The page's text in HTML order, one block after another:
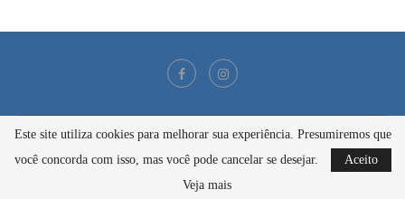
@2021 - Todos os direitos reservados
BACK TO TOP
Este site utiliza cookies para melhorar sua experiência. Presumiremos que
você concorda com isso, mas você pode cancelar se desejar.
Aceito
Veja mais